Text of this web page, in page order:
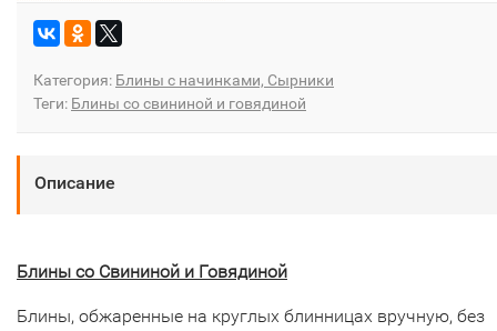
Категория: Блины с начинками, Сырники
Теги: Блины со свининой и говядиной
Описание
Блины со Свининой и Говядиной
Блины, обжаренные на круглых блинницах вручную, без